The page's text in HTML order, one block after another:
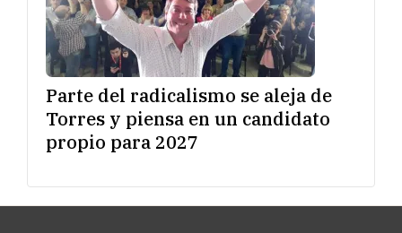
Parte del radicalismo se aleja de
Torres y piensa en un candidato
propio para 2027